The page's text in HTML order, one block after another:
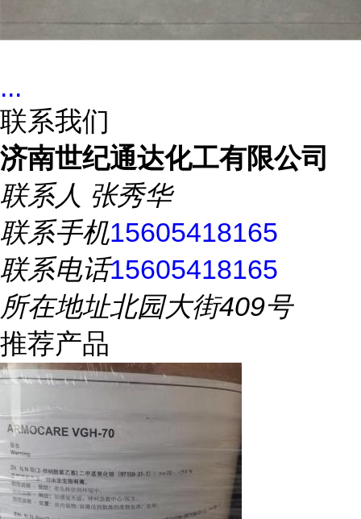
...
联系我们
济南世纪通达化工有限公司
联系人 张秀华
联系手机15605418165
联系电话15605418165
所在地址北园大街409号
推荐产品